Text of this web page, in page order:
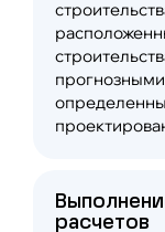
расчетов